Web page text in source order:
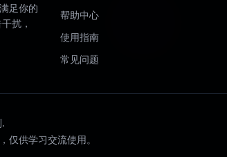
足你的
扰，
帮助中心
使用指南
常见问题
仅供学习交流使用。